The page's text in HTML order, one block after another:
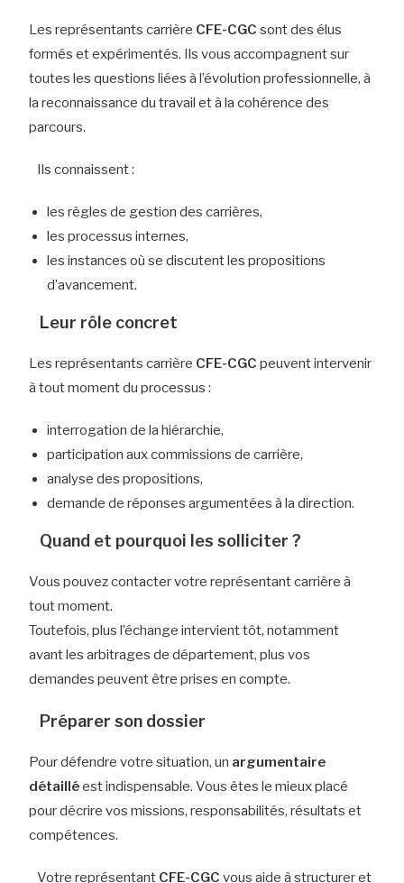
Les représentants carrière CFE-CGC sont des élus
formés et expérimentés. Ils vous accompagnent sur
toutes les questions liées à l’évolution professionnelle, à
la reconnaissance du travail et à la cohérence des
parcours.
Ils connaissent :
les règles de gestion des carrières,
les processus internes,
les instances où se discutent les propositions
d’avancement.
Leur rôle concret
Les représentants carrière CFE-CGC peuvent intervenir
à tout moment du processus :
interrogation de la hiérarchie,
participation aux commissions de carrière,
analyse des propositions,
demande de réponses argumentées à la direction.
Quand et pourquoi les solliciter ?
Vous pouvez contacter votre représentant carrière à
tout moment.
Toutefois, plus l’échange intervient tôt, notamment
avant les arbitrages de département, plus vos
demandes peuvent être prises en compte.
Préparer son dossier
Pour défendre votre situation, un argumentaire
détailléest indispensable. Vous êtes le mieux placé
pour décrire vos missions, responsabilités, résultats et
compétences.
Votre représentant CFE-CGC vous aide à structurer et